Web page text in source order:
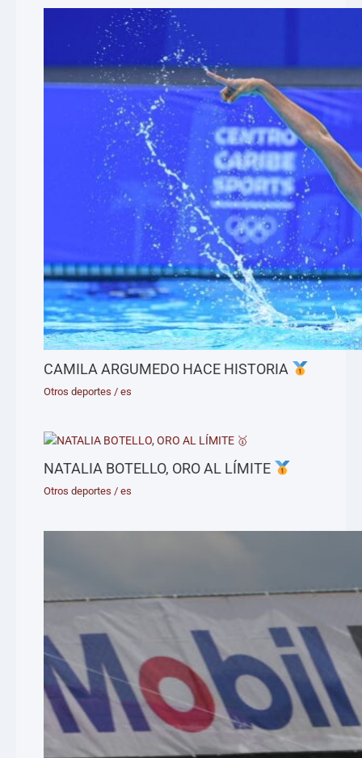
CAMILA ARGUMEDO HACE HISTORIA
Otros deportes /es
NATALIA BOTELLO, ORO AL LÍMITE
Otros deportes /es